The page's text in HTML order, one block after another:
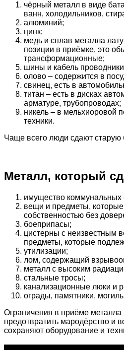
чёрный металл в виде
ванн, холодильников,
алюминий;
цинк;
медь и сплав металла
позиции в приёмке, это
трансформационные;
шины и кабель
олово – содержится в
свинец, есть в
титан – есть в дисках
арматуре, трубопроводах;
никель – в мельхиоровой
техники.
Чаще всего люди сдают старую
Металл, который
имущество коммунальных
вещи и предметы,
собственностью без
боеприпасы;
цистерны с неизвестным
предметы, которые
утилизации;
лом, содержащий
металл с высоким
стальные тросы;
канализационные люки и
ограды, памятники,
Ограничения в приёме
предотвратить мародёрство и
сохраняют оборудование и